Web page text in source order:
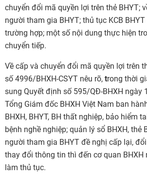
chuyển đổi mã quyền lợi trên thẻ BHYT;
người tham gia BHYT; thủ tục KCB
trường hợp; một số nội dung thực hiện
chuyển tiếp.
Về cấp và chuyển đổi mã quyền lợi trên
số 4996/BHXH-CSYT nêu rõ, trong thời
sung Quyết định số 595/QĐ-BHXH ngày
Tổng Giám đốc BHXH Việt Nam ban
BHXH, BHYT, BH thất nghiệp, bảo hiểm
bệnh nghề nghiệp; quản lý sổ BHXH, thẻ
người tham gia BHYT đề nghị cấp lại,
thay đổi thông tin thì đến cơ quan BHXH
làm thủ tục.